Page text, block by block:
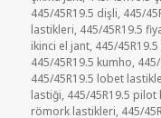
445/45R19.5 dişli, 445/
lastikleri, 445/45R19.5
ikinci el jant, 445/
445/45R19.5 kumho,
445/45R19.5 lobet
lastiği, 445/45R19.5 pilot
römork lastikleri, 445/